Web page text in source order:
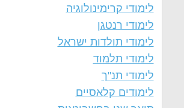
לימודי קרימינולוגיה
לימודי רנטגן
לימודי תולדות ישראל
לימודי תלמוד
לימודי תנ"ך
לימודים קלאסיים